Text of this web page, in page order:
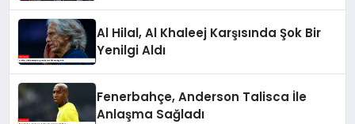
Al Hilal, Al Khaleej Karşısında Şok Bir
Yenilgi Aldı
Fenerbahçe, Anderson Talisca İle
Anlaşma Sağladı